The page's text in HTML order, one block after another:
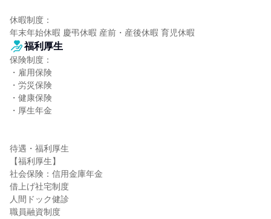
休暇制度：
年末年始休暇 慶弔休暇 産前・産後休暇 育児休暇
福利厚生
保険制度：
・雇用保険
・労災保険
・健康保険
・厚生年金
待遇・福利厚生
【福利厚生】
社会保険：信用金庫年金
借上げ社宅制度
人間ドック健診
職員融資制度